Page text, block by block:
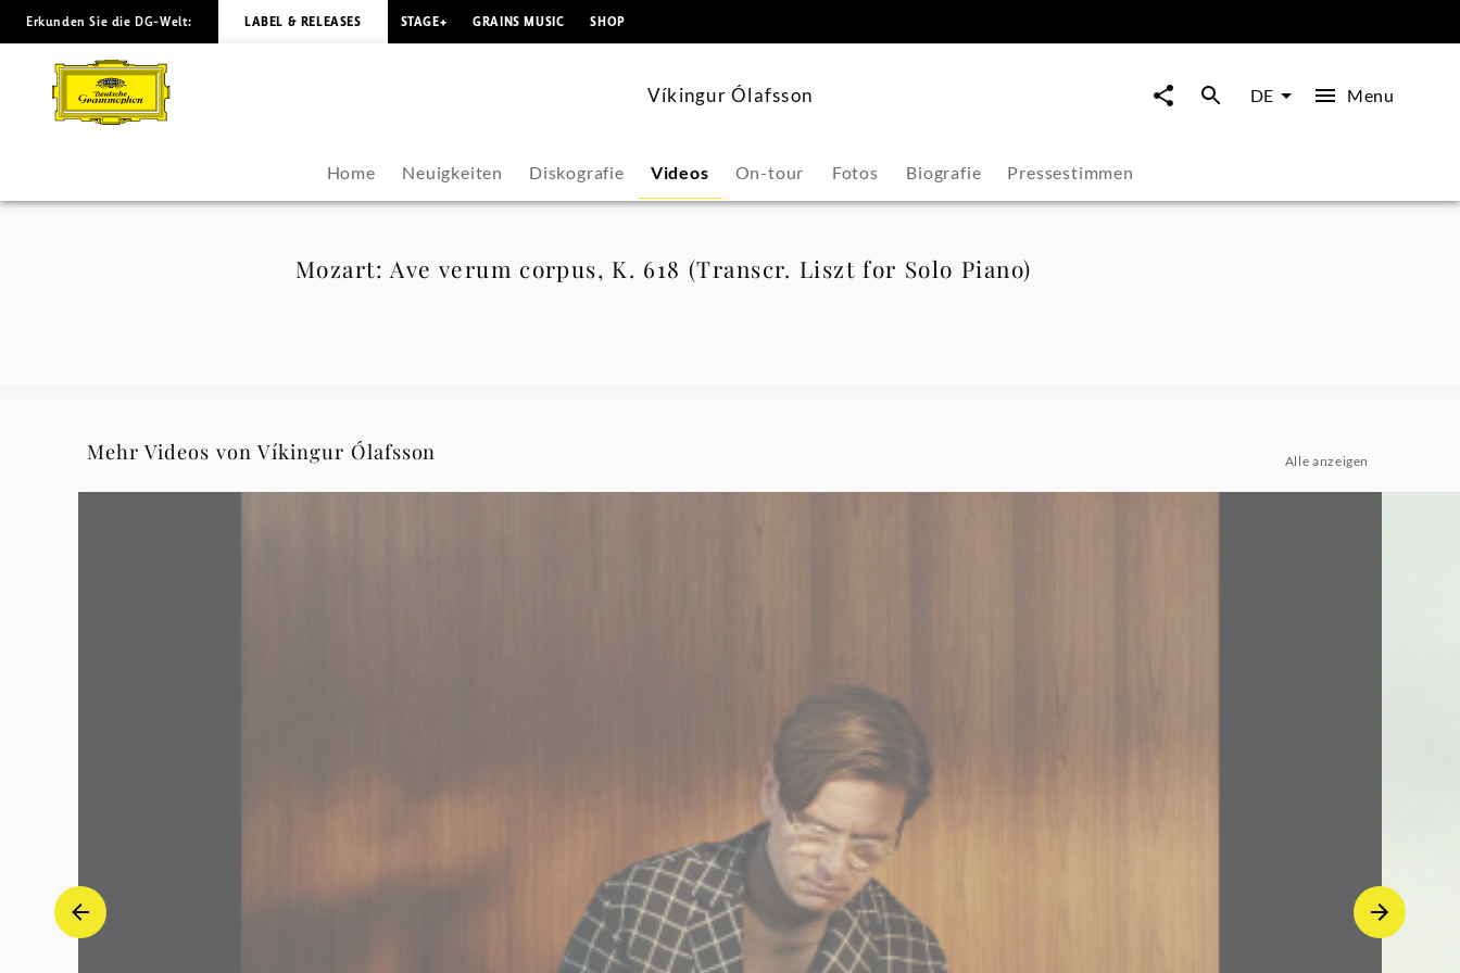
Mozart:
Ave
corpus,
Grammophon
Erkunden Sie die DG-Welt: LABEL & RELEASES STAGE+ GRAINS MUSIC SHOP
Víkingur Ólafsson DE Menu
Home Neuigkeiten Diskografie Videos On-tour Fotos Biografie Pressestimmen
Mozart: Ave verum corpus, K. 618 (Transcr. Liszt for Solo Piano)
Mehr Videos von Víkingur Ólafsson Alle anzeigen